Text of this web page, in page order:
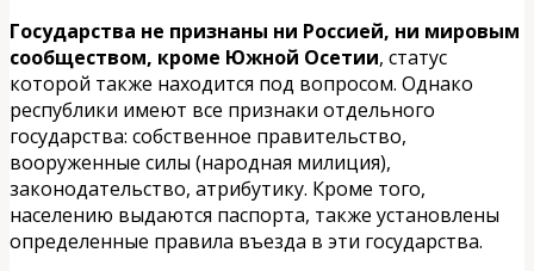
Государства не признаны ни Россией, ни мировым
сообществом, кроме Южной Осетии, статус
которой также находится под вопросом. Однако
республики имеют все признаки отдельного
государства: собственное правительство,
вооруженные силы (народная милиция),
законодательство, атрибутику. Кроме того,
населению выдаются паспорта, также установлены
определенные правила въезда в эти государства.